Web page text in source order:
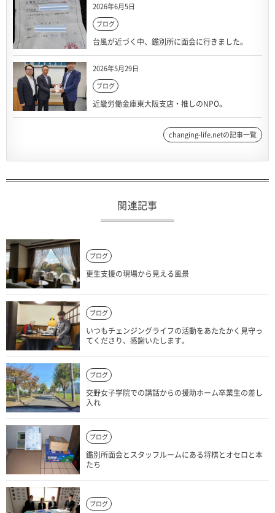
2026年6月5日
ブログ
台風が近づく中、鑑別所に面会に行きました。
2026年5月29日
ブログ
近畿労働金庫東大阪支店・推しのNPO。
changing-life.netの記事一覧
関連記事
ブログ
更生支援の現場から見える風景
ブログ
いつもチェンジングライフの活動をあたたかく見守っ
てくださり、感謝いたします。
ブログ
交野女子学院での講話からの援助ホーム卒業生の差し
入れ
ブログ
鑑別所面会とスタッフルームにある将棋とオセロと本
たち
ブログ